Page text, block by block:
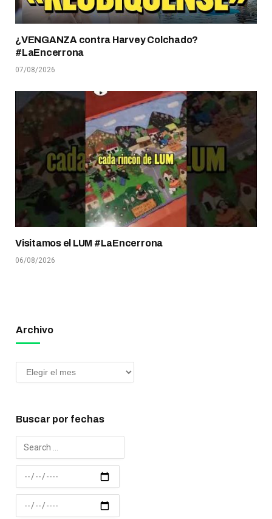
¿VENGANZA contra Harvey Colchado?
#LaEncerrona
07/08/2026
Visitamos el LUM #LaEncerrona
06/08/2026
Archivo
Buscar por fechas